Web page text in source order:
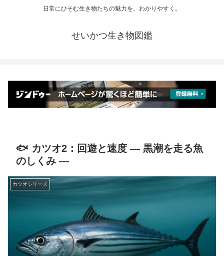
日常にひそむ生き物たちの魅力を、わかりやすく。
せいかつ生き物図鑑
🐟 カツオ2：回遊と速度 ― 黒潮を走る魚
のしくみ ―
カツオシリーズ